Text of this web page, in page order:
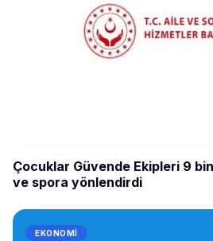
Çocuklar Güvende Ekipleri 9
ve spora yönlendirdi
EKONOMI